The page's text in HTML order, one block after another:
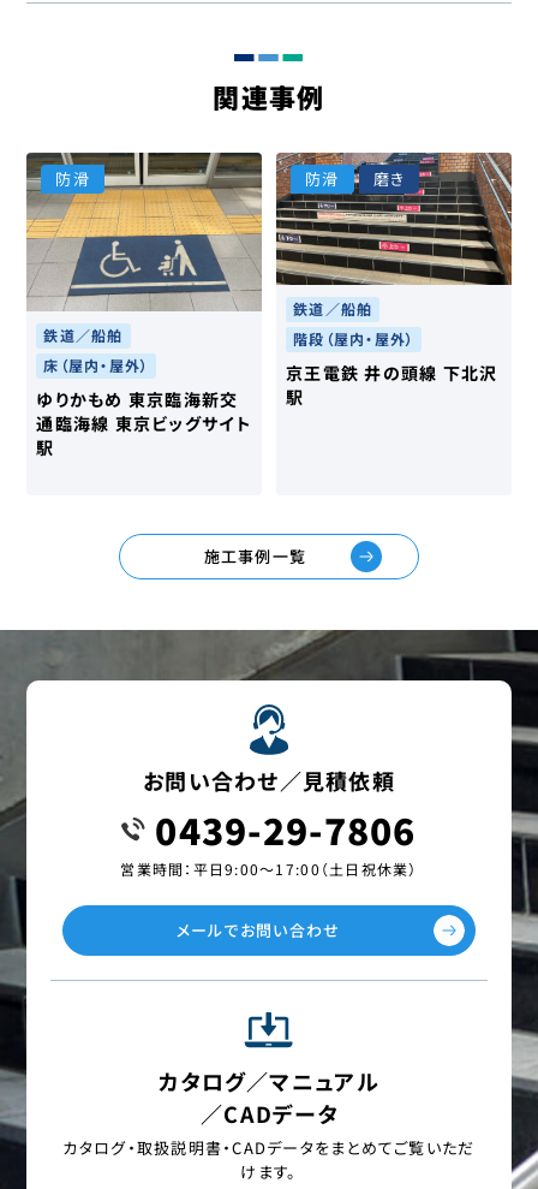
関連事例
防滑
鉄道／船舶
床（屋内・屋外）
ゆりかもめ 東京臨海新交
通臨海線 東京ビッグサイト
駅
防滑 磨き
鉄道／船舶
階段（屋内・屋外）
京王電鉄 井の頭線 下北沢
駅
施工事例一覧
お問い合わせ／見積依頼
0439-29-7806
営業時間：平日9:00〜17:00（土日祝休業）
メールでお問い合わせ
カタログ／マニュアル
／CADデータ
カタログ・取扱説明書・CADデータをまとめてご覧いただ
けます。